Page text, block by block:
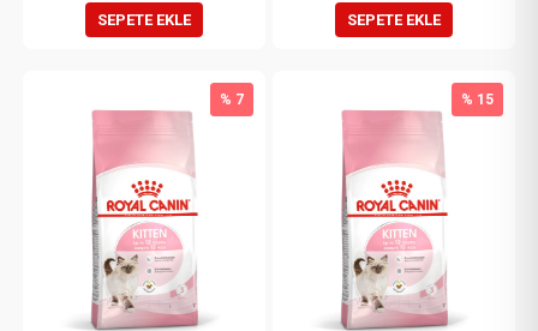
SEPETE EKLE SEPETE EKLE
% 7 % 15